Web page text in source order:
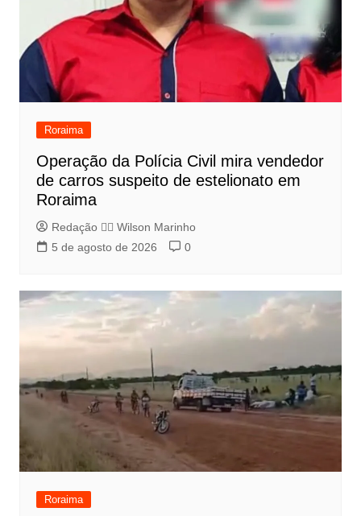
Roraima
Operação da Polícia Civil mira vendedor
de carros suspeito de estelionato em
Roraima
Redação 👨‍⚖️​ Wilson Marinho
5 de agosto de 2026
0
Roraima